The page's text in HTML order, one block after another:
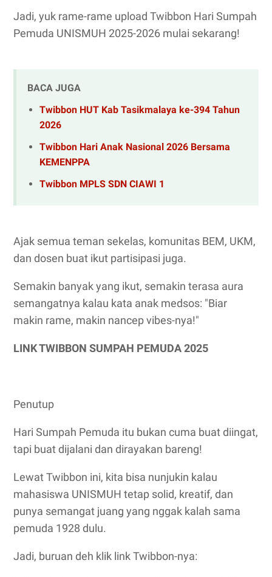
Jadi, yuk rame-rame upload Twibbon Hari Sumpah
Pemuda UNISMUH 2025-2026 mulai sekarang!
BACA JUGA
Twibbon HUT Kab Tasikmalaya ke-394 Tahun
2026
Twibbon Hari Anak Nasional 2026 Bersama
KEMENPPA
Twibbon MPLS SDN CIAWI 1
Ajak semua teman sekelas, komunitas BEM, UKM,
dan dosen buat ikut partisipasi juga.
Semakin banyak yang ikut, semakin terasa aura
semangatnya kalau kata anak medsos: "Biar
makin rame, makin nancep vibes-nya!"
LINK TWIBBON SUMPAH PEMUDA 2025
Penutup
Hari Sumpah Pemuda itu bukan cuma buat diingat,
tapi buat dijalani dan dirayakan bareng!
Lewat Twibbon ini, kita bisa nunjukin kalau
mahasiswa UNISMUH tetap solid, kreatif, dan
punya semangat juang yang nggak kalah sama
pemuda 1928 dulu.
Jadi, buruan deh klik link Twibbon-nya: